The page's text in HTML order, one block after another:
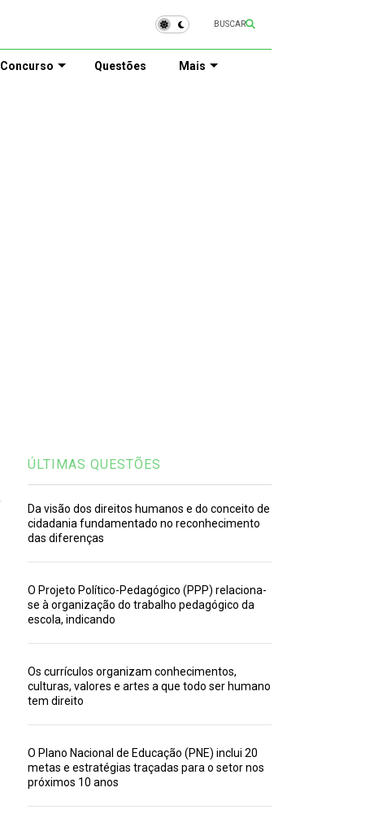
BUSCAR
Concurso Questões Mais
ÚLTIMAS QUESTÕES
Da visão dos direitos humanos e do conceito de
cidadania fundamentado no reconhecimento
das diferenças
O Projeto Político-Pedagógico (PPP) relaciona-
se à organização do trabalho pedagógico da
escola, indicando
Os currículos organizam conhecimentos,
culturas, valores e artes a que todo ser humano
tem direito
O Plano Nacional de Educação (PNE) inclui 20
metas e estratégias traçadas para o setor nos
próximos 10 anos